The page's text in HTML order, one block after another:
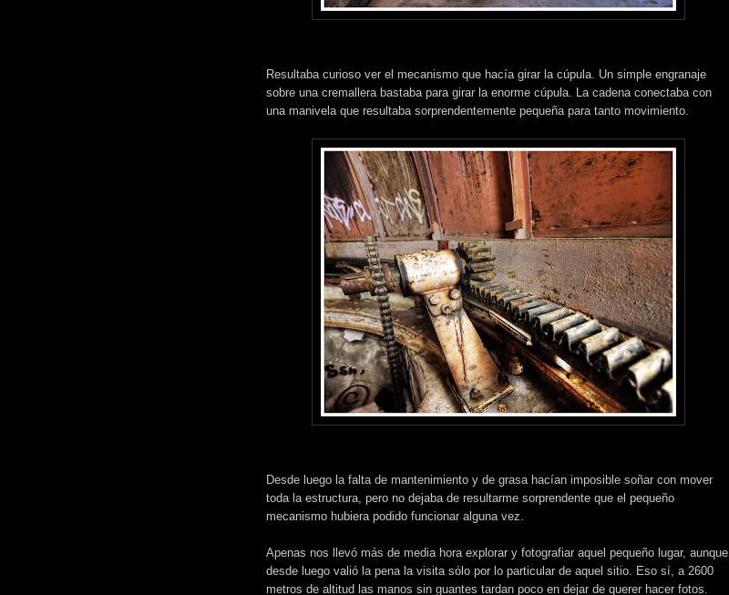
Resultaba curioso ver el mecanismo que hacía girar la cúpula. Un simple engranaje
sobre una cremallera bastaba para girar la enorme cúpula. La cadena conectaba con
una manivela que resultaba sorprendentemente pequeña para tanto movimiento.
Desde luego la falta de mantenimiento y de grasa hacían imposible soñar con mover
toda la estructura, pero no dejaba de resultarme sorprendente que el pequeño
mecanismo hubiera podido funcionar alguna vez.
Apenas nos llevó más de media hora explorar y fotografiar aquel pequeño lugar, aunque
desde luego valió la pena la visita sólo por lo particular de aquel sitio. Eso sí, a 2600
metros de altitud las manos sin guantes tardan poco en dejar de querer hacer fotos.